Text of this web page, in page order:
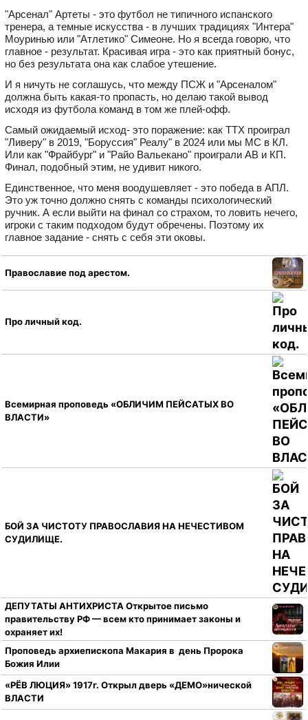
"Арсенал" Артеты - это футбол не типичного испанского
тренера, а темные искусства - в лучших традициях "Интера"
Моуринью или "Атлетико" Симеоне. Но я всегда говорю, что
главное - результат. Красивая игра - это как приятный бонус,
но без результата она как слабое утешение.
И я ничуть не соглашусь, что между ПСЖ и "Арсеналом"
должна быть какая-то пропасть, но делаю такой вывод
исходя из футбола команд в том же плей-офф.
Самый ожидаемый исход- это поражение: как ТТХ проиграл
"Ливеру" в 2019, "Боруссия" Реалу" в 2024 или мы МС в КЛ.
Или как "Фрайбург" и "Райо Вальекано" проиграли АВ и КП.
Финал, подобный этим, не удивит никого.
Единственное, что меня воодушевляет - это победа в АПЛ.
Это уж точно должно снять с команды психологический
ручник. А если выйти на финал со страхом, то ловить нечего,
игроки с таким подходом будут обречены. Поэтому их
главное задание - снять с себя эти оковы.
Православие под арестом.
Про личный код.
Всемирная проповедь «ОБЛИЧИМ ПЕЙСАТЫХ ВО
ВЛАСТИ»
БОЙ ЗА ЧИСТОТУ ПРАВОСЛАВИЯ НА НЕЧЕСТИВОМ
СУДИЛИЩЕ.
ДЕПУТАТЫ АНТИХРИСТА Открытое письмо
правительству РФ — всем кто принимает законы и
охраняет их!
Проповедь архиепископа Макария в день Пророка
Божия Илии
«РЁВ ЛЮЦИЯ» 1917г. Открыл дверь «ДЕМО»нической
ВЛАСТИ